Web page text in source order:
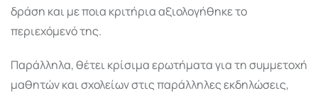
δράση και με ποια κριτήρια αξιολογήθηκε το
περιεχόμενό της.
Παράλληλα, θέτει κρίσιμα ερωτήματα για τη συμμετοχή
μαθητών και σχολείων στις παράλληλες εκδηλώσεις,